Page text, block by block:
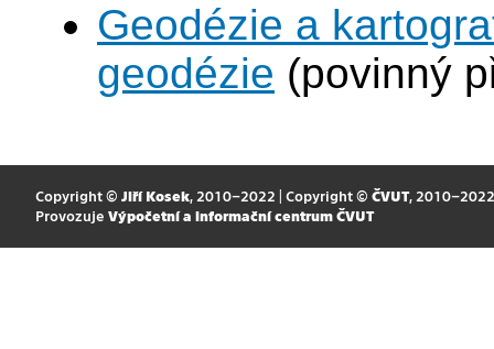
Geodézie a
geodézie (povinný
Copyright © Jiří Kosek, 2010–2022 | Copyright © ČVUT, 2010–2022
Provozuje Výpočetní a informační centrum ČVUT